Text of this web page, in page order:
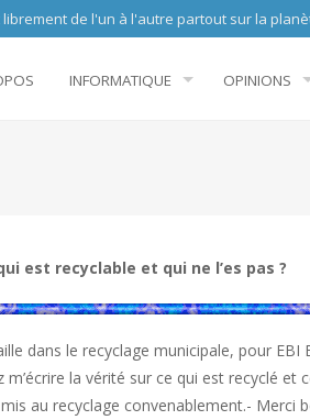
partout sur la
INFORMATIQUE OPINIONS
est recyclable et qui ne l’es pas ?
dans le recyclage municipale, pour
la vérité sur ce qui est recyclé et
au recyclage convenablement.- Merci